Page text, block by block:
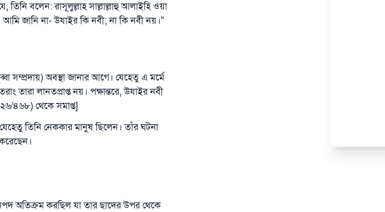
তিনি বলেন: রাসূলুল্লাহ সাল্লাল্লাহু আলাইহি ওয়া
আমি জানি না- উযাইর কি নবী; না কি নবী নয়।”
সম্প্রদায়) অবস্থা জানার আগে। যেহেতু এ মর্মে
তারা লানতপ্রাপ্ত নয়। পক্ষান্তরে, উযাইর নবী
৪৬৮) থেকে সমাপ্ত]
তিনি নেককার মানুষ ছিলেন। তাঁর ঘটনা
অতিক্রম করছিল যা তার ছাদের উপর থেকে